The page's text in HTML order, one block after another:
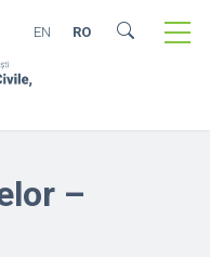
EN RO
–